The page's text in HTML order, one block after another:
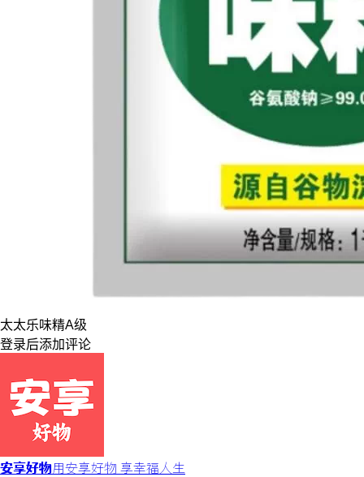
太太乐味精A级
登录后添加评论
安享好物用安享好物 享幸福人生